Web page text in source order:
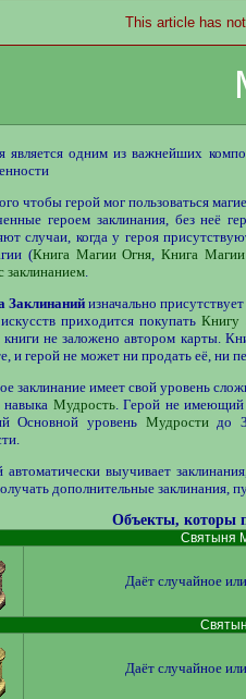
This article has
является одним из важнейших
чтобы герой мог пользоваться
героем заклинания, без неё
случаи, когда у героя
(Книга Магии Огня, Книга
заклинанием.
Заклинанийизначально
приходится покупатьКнигу
книги не заложено автором карты.
и герой не может ни продать её, ни
заклинание имеет свой уровень
навыка Мудрость. Герой не имеющий
Основной уровень Мудростидо
автоматически выучивает
дополнительные заклинания,
Объекты, которы
Святыня
Даёт случайное
Даёт случайное